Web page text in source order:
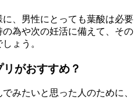
、男性にとっても葉酸は必要
為や次の妊活に備えて、その
ょう。
がおすすめ？
みたいと思った人のために、